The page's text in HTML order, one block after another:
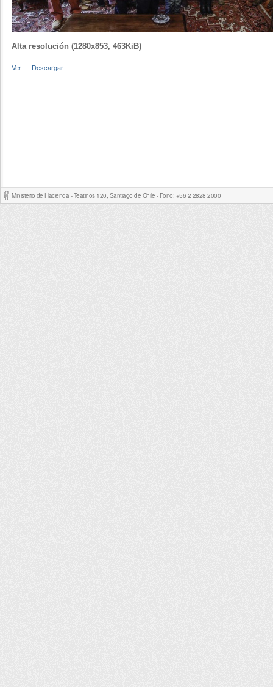
Alta resolución (1280x853, 463KiB)
Ver— Descargar
Ministerio de Hacienda - Teatinos 120, Santiago de Chile - Fono: +56 2 2828 2000